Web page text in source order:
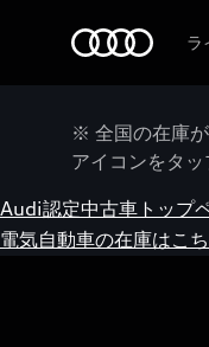
ラ
※ 全国の在庫
アイコンをタッ
Audi認定中古車トップ
電気自動車の在庫はこ